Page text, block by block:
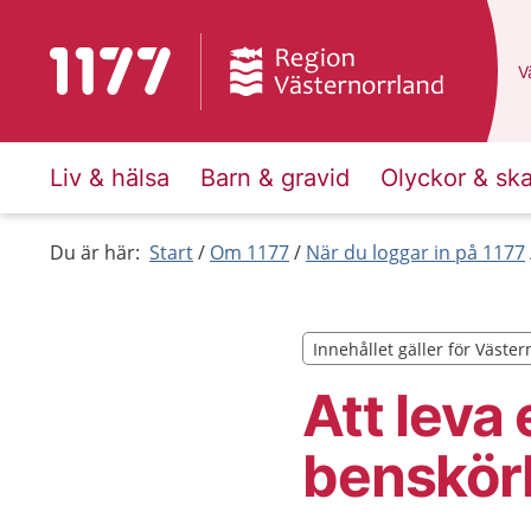
Till startsidan för 1177
Liv & hälsa Barn & gravid Olyckor &
Du är här: Start Om 1177 När du loggar in på 1177
Att leva
Innehållet gäller för
Innehållet gäller för